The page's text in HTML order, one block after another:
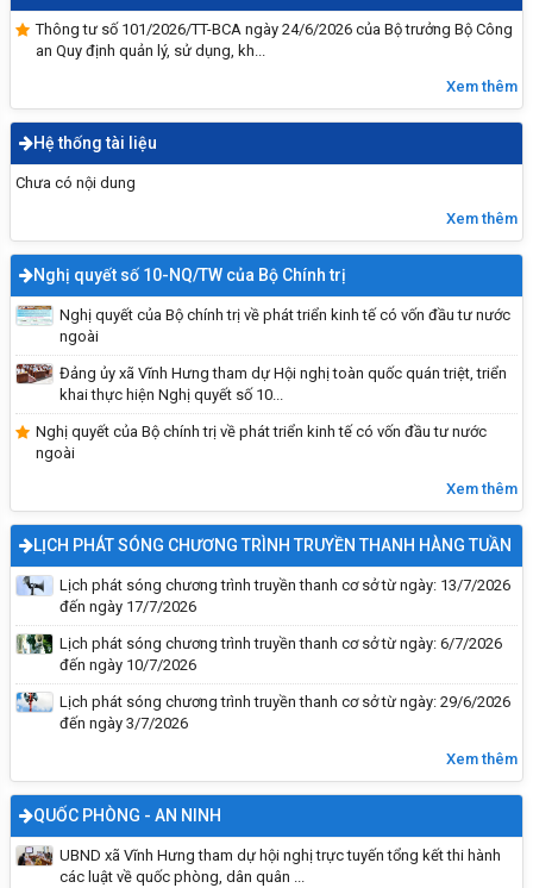
Thông tư số 101/2026/TT-BCA ngày 24/6/2026 của Bộ trưởng Bộ Công
an Quy định quản lý, sử dụng, kh...
Xem thêm
Hệ thống tài liệu
Chưa có nội dung
Xem thêm
Nghị quyết số 10-NQ/TW của Bộ Chính trị
Nghị quyết của Bộ chính trị về phát triển kinh tế có vốn đầu tư nước
ngoài
Đảng ủy xã Vĩnh Hưng tham dự Hội nghị toàn quốc quán triệt, triển
khai thực hiện Nghị quyết số 10...
Nghị quyết của Bộ chính trị về phát triển kinh tế có vốn đầu tư nước
ngoài
Xem thêm
LỊCH PHÁT SÓNG CHƯƠNG TRÌNH TRUYỀN THANH HÀNG TUẦN
Lịch phát sóng chương trình truyền thanh cơ sở từ ngày: 13/7/2026
đến ngày 17/7/2026
Lịch phát sóng chương trình truyền thanh cơ sở từ ngày: 6/7/2026
đến ngày 10/7/2026
Lịch phát sóng chương trình truyền thanh cơ sở từ ngày: 29/6/2026
đến ngày 3/7/2026
Xem thêm
QUỐC PHÒNG - AN NINH
UBND xã Vĩnh Hưng tham dự hội nghị trực tuyến tổng kết thi hành
các luật về quốc phòng, dân quân ...
năng phòng, chống đuối nước cho trẻ em năm
2026
Hướng dẫn tích hợp thẻ BHYT
PHÒNG CHỐNG ĐUỐI NƯỚC – BẢO VỆ TRẺ EM